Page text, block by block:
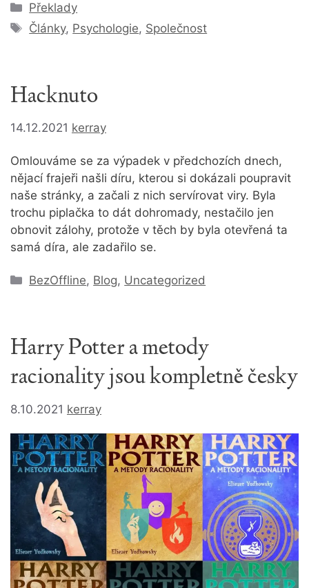
Rubriky
Překlady
Štítky
Články, Psychologie, Společnost
Hacknuto
14.12.2021 kerray
Omlouváme se za výpadek v předchozích dnech,
nějací frajeři našli díru, kterou si dokázali poupravit
naše stránky, a začali z nich servírovat viry. Byla
trochu piplačka to dát dohromady, nestačilo jen
obnovit zálohy, protože v těch by byla otevřená ta
samá díra, ale zadařilo se.
Rubriky
BezOffline, Blog, Uncategorized
Harry Potter a metody
racionality jsou kompletně česky
8.10.2021 kerray